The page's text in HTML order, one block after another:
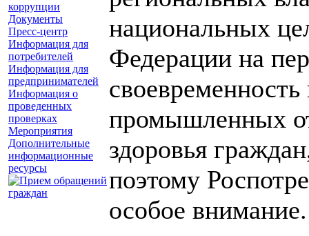
коррупции
Документы
Пресс-центр
Информация для
потребителей
Информация для
предпринимателей
Информация о
проведенных
проверках
Мероприятия
Дополнительные
информационные
ресурсы
национальных
Федерации на
промышленных
здоровья
поэтому
особое внимание.